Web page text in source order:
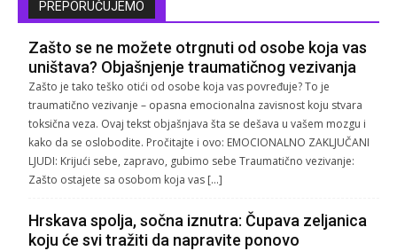
PREPORUČUJEMO
Zašto se ne možete otrgnuti od osobe koja vas
uništava? Objašnjenje traumatičnog vezivanja
Zašto je tako teško otići od osobe koja vas povređuje? To je
traumatično vezivanje – opasna emocionalna zavisnost koju stvara
toksična veza. Ovaj tekst objašnjava šta se dešava u vašem mozgu i
kako da se oslobodite. Pročitajte i ovo: EMOCIONALNO ZAKLJUČANI
LJUDI: Krijući sebe, zapravo, gubimo sebe Traumatično vezivanje:
Zašto ostajete sa osobom koja vas […]
Hrskava spolja, sočna iznutra: Čupava zeljanica
koju će svi tražiti da napravite ponovo